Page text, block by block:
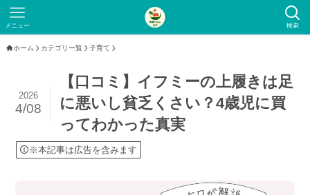
検索
メニュー
ホーム カテゴリー覧 子育て
【口コミ】イフミーの上履きは足
に悪いし貧乏くさい？4歳児に買
ってわかった真実
2026
4/08
※本記事は広告を含みます